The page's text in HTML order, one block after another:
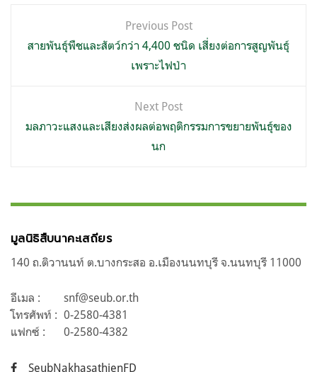
เรื่อง
Previous Post
สายพันธุ์พืชและสัตว์กว่า 4,400 ชนิด เสี่ยงต่อการสูญพันธุ์
เพราะไฟป่า
Next Post
มลภาวะแสงและเสียงส่งผลต่อพฤติกรรมการขยายพันธุ์ของ
นก
มูลนิธิสืบนาคะเสถียร
140 ถ.ติวานนท์ ต.บางกระสอ อ.เมืองนนทบุรี จ.นนทบุรี 11000
อีเมล :
snf@seub.or.th
โทรศัพท์ : 0-2580-4381
แฟกซ์ :
0-2580-4382
SeubNakhasathienFD